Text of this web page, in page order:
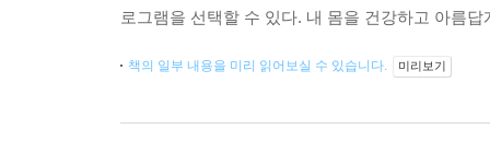
로그램을 선택할 수 있다. 내 몸을 건강하고 아름
책의 일부 내용을 미리 읽어보실 수 있습니다. 미리보기